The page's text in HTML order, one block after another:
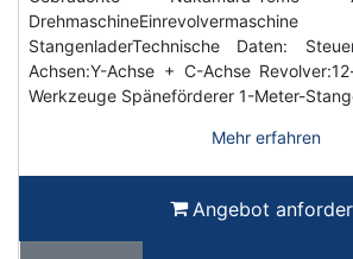
StangenladerTechnische Daten:
Achsen:Y-Achse + C-Achse
Werkzeuge Späneförderer 1-Meter-
Mehr erfahren
Angebot